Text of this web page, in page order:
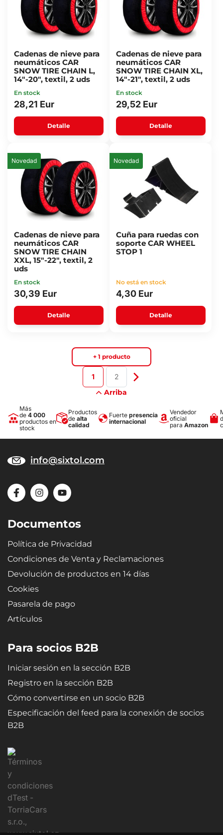
Cadenas de nieve para
neumáticos CAR
SNOW TIRE CHAIN L,
14"-20", textil, 2 uds
En stock
28,21 Eur
Detalle
Cadenas de nieve para
neumáticos CAR
SNOW TIRE CHAIN XL,
14"-21", textil, 2 uds
En stock
29,52 Eur
Detalle
Novedad
Cadenas de nieve para
neumáticos CAR
SNOW TIRE CHAIN
XXL, 15"-22", textil, 2
uds
En stock
30,39 Eur
Detalle
Novedad
Cuña para ruedas con
soporte CAR WHEEL
STOP 1
No está en stock
4,30 Eur
Detalle
Arriba
+ 1 producto
1 2
Más
de 4 000
productos en
stock
Productos
de alta
calidad
Fuerte presencia
internacional
Vendedor
oficial
para Amazon
info@sixtol.com
Documentos
Política de Privacidad
Condiciones de Venta y Reclamaciones
Devolución de productos en 14 días
Cookies
Pasarela de pago
Artículos
Para socios B2B
Iniciar sesión en la sección B2B
Registro en la sección B2B
Cómo convertirse en un socio B2B
Especificación del feed para la conexión de socios
B2B